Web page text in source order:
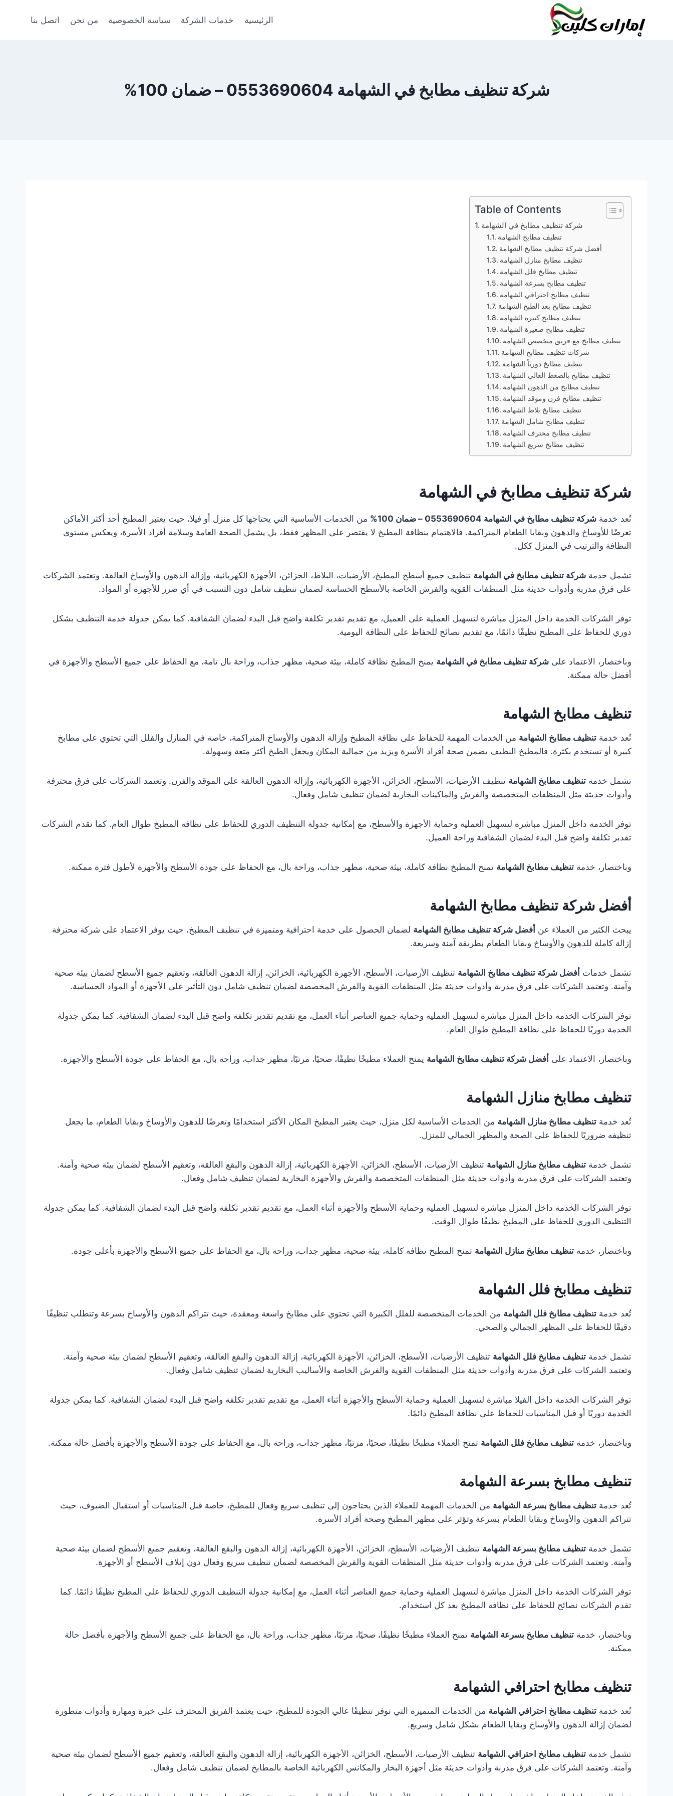
الرئيسية خدمات الشركة سياسة الخصوصية من نحن اتصل بنا
شركة تنظيف مطابخ في الشهامة 0553690604 – ضمان 100%
Table of Contents
شركة تنظيف مطابخ في الشهامة
تنظيف مطابخ الشهامة
أفضل شركة تنظيف مطابخ الشهامة
تنظيف مطابخ منازل الشهامة
تنظيف مطابخ فلل الشهامة
تنظيف مطابخ بسرعة الشهامة
تنظيف مطابخ احترافي الشهامة
تنظيف مطابخ بعد الطبخ الشهامة
تنظيف مطابخ كبيرة الشهامة
تنظيف مطابخ صغيرة الشهامة
تنظيف مطابخ مع فريق متخصص الشهامة
شركات تنظيف مطابخ الشهامة
تنظيف مطابخ دورياً الشهامة
تنظيف مطابخ بالضغط العالي الشهامة
تنظيف مطابخ من الدهون الشهامة
تنظيف مطابخ فرن وموقد الشهامة
تنظيف مطابخ بلاط الشهامة
تنظيف مطابخ شامل الشهامة
تنظيف مطابخ محترف الشهامة
تنظيف مطابخ سريع الشهامة
شركة تنظيف مطابخ في الشهامة
تُعد خدمة شركة تنظيف مطابخ في الشهامة 0553690604 – ضمان 100%
من الخدمات الأساسية التي يحتاجها كل منزل أو فيلا، حيث يعتبر المطبخ أحد أكثر الأماكن
تعرضًا للأوساخ والدهون وبقايا الطعام المتراكمة. فالاهتمام بنظافة المطبخ لا يقتصر على المظهر فقط، بل يشمل الصحة العامة وسلامة أفراد الأسرة، ويعكس مستوى
النظافة والترتيب في المنزل ككل.
تشمل خدمة شركة تنظيف مطابخ في الشهامة تنظيف جميع أسطح المطبخ، الأرضيات، البلاط، الخزائن، الأجهزة الكهربائية، وإزالة الدهون والأوساخ العالقة. وتعتمد الشركات
على فرق مدربة وأدوات حديثة مثل المنظفات القوية والفرش الخاصة بالأسطح الحساسة لضمان تنظيف شامل دون التسبب في أي ضرر للأجهزة أو المواد.
توفر الشركات الخدمة داخل المنزل مباشرة لتسهيل العملية على العميل، مع تقديم تقدير تكلفة واضح قبل البدء لضمان الشفافية. كما يمكن جدولة خدمة التنظيف بشكل
دوري للحفاظ على المطبخ نظيفًا دائمًا، مع تقديم نصائح للحفاظ على النظافة اليومية.
وباختصار، الاعتماد على شركة تنظيف مطابخ في الشهامة يمنح المطبخ نظافة كاملة، بيئة صحية، مظهر جذاب، وراحة بال تامة، مع الحفاظ على جميع الأسطح والأجهزة في
أفضل حالة ممكنة.
تنظيف مطابخ الشهامة
تُعد خدمة تنظيف مطابخ الشهامة من الخدمات المهمة للحفاظ على نظافة المطبخ وإزالة الدهون والأوساخ المتراكمة، خاصة في المنازل والفلل التي تحتوي على مطابخ
كبيرة أو تستخدم بكثرة. فالمطبخ النظيف يضمن صحة أفراد الأسرة ويزيد من جمالية المكان ويجعل الطبخ أكثر متعة وسهولة.
تشمل خدمة تنظيف مطابخ الشهامة تنظيف الأرضيات، الأسطح، الخزائن، الأجهزة الكهربائية، وإزالة الدهون العالقة على الموقد والفرن. وتعتمد الشركات على فرق محترفة
وأدوات حديثة مثل المنظفات المتخصصة والفرش والماكينات البخارية لضمان تنظيف شامل وفعال.
توفر الخدمة داخل المنزل مباشرة لتسهيل العملية وحماية الأجهزة والأسطح، مع إمكانية جدولة التنظيف الدوري للحفاظ على نظافة المطبخ طوال العام. كما تقدم الشركات
تقدير تكلفة واضح قبل البدء لضمان الشفافية وراحة العميل.
وباختصار، خدمة تنظيف مطابخ الشهامة تمنح المطبخ نظافة كاملة، بيئة صحية، مظهر جذاب، وراحة بال، مع الحفاظ على جودة الأسطح والأجهزة لأطول فترة ممكنة.
أفضل شركة تنظيف مطابخ الشهامة
يبحث الكثير من العملاء عن أفضل شركة تنظيف مطابخ الشهامة لضمان الحصول على خدمة احترافية ومتميزة في تنظيف المطبخ، حيث يوفر الاعتماد على شركة محترفة
إزالة كاملة للدهون والأوساخ وبقايا الطعام بطريقة آمنة وسريعة.
تشمل خدمات أفضل شركة تنظيف مطابخ الشهامة تنظيف الأرضيات، الأسطح، الأجهزة الكهربائية، الخزائن، إزالة الدهون العالقة، وتعقيم جميع الأسطح لضمان بيئة صحية
وآمنة. وتعتمد الشركات على فرق مدربة وأدوات حديثة مثل المنظفات القوية والفرش المخصصة لضمان تنظيف شامل دون التأثير على الأجهزة أو المواد الحساسة.
توفر الشركات الخدمة داخل المنزل مباشرة لتسهيل العملية وحماية جميع العناصر أثناء العمل، مع تقديم تقدير تكلفة واضح قبل البدء لضمان الشفافية. كما يمكن جدولة
الخدمة دوريًا للحفاظ على نظافة المطبخ طوال العام.
وباختصار، الاعتماد على أفضل شركة تنظيف مطابخ الشهامة يمنح العملاء مطبخًا نظيفًا، صحيًا، مرتبًا، مظهر جذاب، وراحة بال، مع الحفاظ على جودة الأسطح والأجهزة.
تنظيف مطابخ منازل الشهامة
تُعد خدمة تنظيف مطابخ منازل الشهامة من الخدمات الأساسية لكل منزل، حيث يعتبر المطبخ المكان الأكثر استخدامًا وتعرضًا للدهون والأوساخ وبقايا الطعام، ما يجعل
تنظيفه ضروريًا للحفاظ على الصحة والمظهر الجمالي للمنزل.
تشمل خدمة تنظيف مطابخ منازل الشهامة تنظيف الأرضيات، الأسطح، الخزائن، الأجهزة الكهربائية، إزالة الدهون والبقع العالقة، وتعقيم الأسطح لضمان بيئة صحية وآمنة.
وتعتمد الشركات على فرق مدربة وأدوات حديثة مثل المنظفات المتخصصة والفرش والأجهزة البخارية لضمان تنظيف شامل وفعال.
توفر الشركات الخدمة داخل المنزل مباشرة لتسهيل العملية وحماية الأسطح والأجهزة أثناء العمل، مع تقديم تقدير تكلفة واضح قبل البدء لضمان الشفافية. كما يمكن جدولة
التنظيف الدوري للحفاظ على المطبخ نظيفًا طوال الوقت.
وباختصار، خدمة تنظيف مطابخ منازل الشهامة تمنح المطبخ نظافة كاملة، بيئة صحية، مظهر جذاب، وراحة بال، مع الحفاظ على جميع الأسطح والأجهزة بأعلى جودة.
تنظيف مطابخ فلل الشهامة
تُعد خدمة تنظيف مطابخ فلل الشهامة من الخدمات المتخصصة للفلل الكبيرة التي تحتوي على مطابخ واسعة ومعقدة، حيث تتراكم الدهون والأوساخ بسرعة وتتطلب تنظيفًا
دقيقًا للحفاظ على المظهر الجمالي والصحي.
تشمل خدمة تنظيف مطابخ فلل الشهامة تنظيف الأرضيات، الأسطح، الخزائن، الأجهزة الكهربائية، إزالة الدهون والبقع العالقة، وتعقيم الأسطح لضمان بيئة صحية وآمنة.
وتعتمد الشركات على فرق مدربة وأدوات حديثة مثل المنظفات القوية والفرش الخاصة والأساليب البخارية لضمان تنظيف شامل وفعال.
توفر الشركات الخدمة داخل الفيلا مباشرة لتسهيل العملية وحماية الأسطح والأجهزة أثناء العمل، مع تقديم تقدير تكلفة واضح قبل البدء لضمان الشفافية. كما يمكن جدولة
الخدمة دوريًا أو قبل المناسبات للحفاظ على نظافة المطبخ دائمًا.
وباختصار، خدمة تنظيف مطابخ فلل الشهامة تمنح العملاء مطبخًا نظيفًا، صحيًا، مرتبًا، مظهر جذاب، وراحة بال، مع الحفاظ على جودة الأسطح والأجهزة بأفضل حالة ممكنة.
تنظيف مطابخ بسرعة الشهامة
تُعد خدمة تنظيف مطابخ بسرعة الشهامة من الخدمات المهمة للعملاء الذين يحتاجون إلى تنظيف سريع وفعال للمطبخ، خاصة قبل المناسبات أو استقبال الضيوف، حيث
تتراكم الدهون والأوساخ وبقايا الطعام بسرعة وتؤثر على مظهر المطبخ وصحة أفراد الأسرة.
تشمل خدمة تنظيف مطابخ بسرعة الشهامة تنظيف الأرضيات، الأسطح، الخزائن، الأجهزة الكهربائية، إزالة الدهون والبقع العالقة، وتعقيم جميع الأسطح لضمان بيئة صحية
وآمنة. وتعتمد الشركات على فرق مدربة وأدوات حديثة مثل المنظفات القوية والفرش المخصصة لضمان تنظيف سريع وفعال دون إتلاف الأسطح أو الأجهزة.
توفر الشركات الخدمة داخل المنزل مباشرة لتسهيل العملية وحماية جميع العناصر أثناء العمل، مع إمكانية جدولة التنظيف الدوري للحفاظ على المطبخ نظيفًا دائمًا. كما
تقدم الشركات نصائح للحفاظ على نظافة المطبخ بعد كل استخدام.
وباختصار، خدمة تنظيف مطابخ بسرعة الشهامة تمنح العملاء مطبخًا نظيفًا، صحيًا، مرتبًا، مظهر جذاب، وراحة بال، مع الحفاظ على جميع الأسطح والأجهزة بأفضل حالة
ممكنة.
تنظيف مطابخ احترافي الشهامة
تُعد خدمة تنظيف مطابخ احترافي الشهامة من الخدمات المتميزة التي توفر تنظيفًا عالي الجودة للمطبخ، حيث يعتمد الفريق المحترف على خبرة ومهارة وأدوات متطورة
لضمان إزالة الدهون والأوساخ وبقايا الطعام بشكل شامل وسريع.
تشمل خدمة تنظيف مطابخ احترافي الشهامة تنظيف الأرضيات، الأسطح، الخزائن، الأجهزة الكهربائية، إزالة الدهون والبقع العالقة، وتعقيم جميع الأسطح لضمان بيئة صحية
وآمنة. وتعتمد الشركات على فرق مدربة وأدوات حديثة مثل أجهزة البخار والمكانس الكهربائية الخاصة بالمطابخ لضمان تنظيف شامل وفعال.